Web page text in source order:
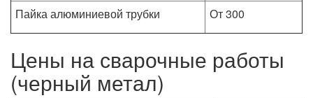
Пайка алюминиевой трубки
От 300
Цены на сварочные работы
(черный метал)